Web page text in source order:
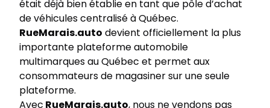
était déjà bien établie en tant que pôle d’achat
de véhicules centralisé à Québec.
RueMarais.auto devient officiellement la plus
importante plateforme automobile
multimarques au Québec et permet aux
consommateurs de magasiner sur une seule
plateforme.
Avec RueMarais.auto, nous ne vendons pas